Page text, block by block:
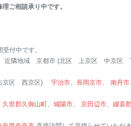
ご相談承り中です。
付中です。
近隣地域 京都市 (北区 上京区 中京区
京区 西京区) 宇治市、 長岡京市、 南丹市
久世郡久御山町、 城陽市、 京田辺市、 綴喜